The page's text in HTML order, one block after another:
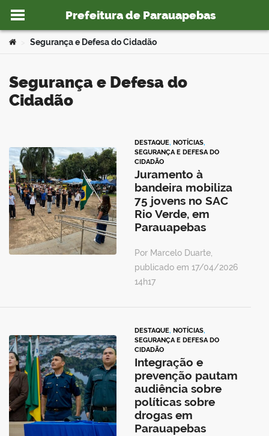
Ir para o conteúdo
Prefeitura de Parauapebas
portal
Você está aqui:
Segurança e Defesa do Cidadão
Segurança e Defesa do
Cidadão
DESTAQUE, NOTÍCIAS,
SEGURANÇA E DEFESA DO
CIDADÃO
Juramento à
bandeira mobiliza
75 jovens no SAC
Rio Verde, em
Parauapebas
Por Marcelo Duarte,
publicado em 17/04/2026
14h17
DESTAQUE, NOTÍCIAS,
SEGURANÇA E DEFESA DO
CIDADÃO
Integração e
prevenção pautam
audiência sobre
políticas sobre
drogas em
Parauapebas